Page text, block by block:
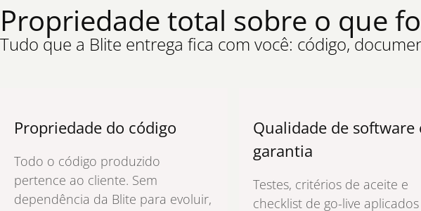
Propriedade total sobre o que
Tudo que a Blite entrega fica com você: código,
Propriedade do código
Todo o código produzido
pertence ao cliente. Sem
dependência da Blite para evoluir,
Qualidade de software
garantia
Testes, critérios de aceite e
checklist de go-live